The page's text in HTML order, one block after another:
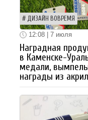
ДИЗАЙН ВОВРЕМЯ
12:08 | 7 июля
Наградная
в Каменске-
медали,
награды из